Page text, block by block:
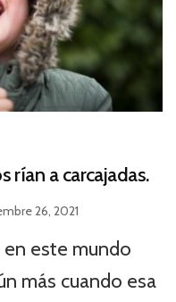
rían a carcajadas.
26, 2021
este mundo
más cuando esa